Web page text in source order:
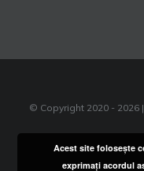
© Copyright 2020 - 2026
Acest site foloseşte
exprimaţi acordul